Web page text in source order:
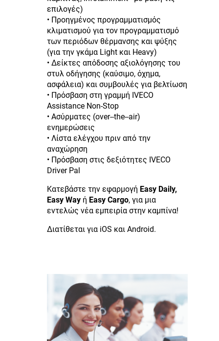
επιλογές)
• Προηγμένος προγραμματισμός
κλιματισμού για τον προγραμματισμό
των περιόδων θέρμανσης και ψύξης
(για την γκάμα Light και Heavy)
• Δείκτες απόδοσης αξιολόγησης του
στυλ οδήγησης (καύσιμο, όχημα,
ασφάλεια) και συμβουλές για βελτίωση
• Πρόσβαση στη γραμμή IVECO
Assistance Non-Stop
• Ασύρματες (over--the--air)
ενημερώσεις
• Λίστα ελέγχου πριν από την
αναχώρηση
• Πρόσβαση στις δεξιότητες IVECO
Driver Pal
Κατεβάστε την εφαρμογή Easy Daily,
Easy Way ή Easy Cargo, για μια
εντελώς νέα εμπειρία στην καμπίνα!
Διατίθεται για iOS και Android.